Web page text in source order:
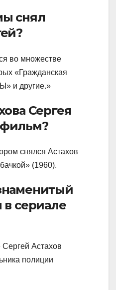
снял
во множестве
«Гражданская
и другие.»
Сергея
снялся Астахов
(1960).
в сериале
Астахов
полиции